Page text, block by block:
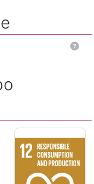
-
SOSTENIBILI -
CONSUMO E